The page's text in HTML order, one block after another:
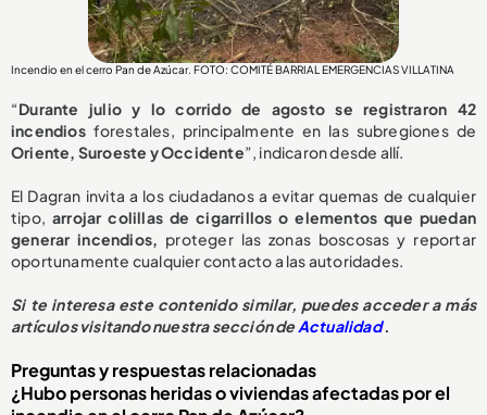
Incendio en el cerro Pan de Azúcar. FOTO: COMITÉ BARRIAL EMERGENCIAS VILLATINA
“Durante julio y lo corrido de agosto se registraron 42
incendiosforestales, principalmente en las subregiones de
Oriente, Suroeste y Occidente”, indicaron desde allí.
El Dagran invita a los ciudadanos a evitar quemas de cualquier
tipo, arrojar colillas de cigarrillos o elementos que puedan
generar incendios,
proteger las zonas boscosas y reportar
oportunamente cualquier contacto a las autoridades.
Si te interesa este contenido similar, puedes acceder a más
artículos visitando nuestra sección deActualidad.
Preguntas y respuestas relacionadas
¿Hubo personas heridas o viviendas afectadas por el